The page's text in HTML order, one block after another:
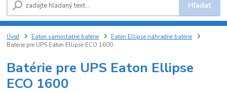
Hľadať
Úvod Eaton samostatné batérie
Eaton Ellipse náhradné batérie
Batérie pre UPS Eaton Ellipse ECO 1600
Batérie pre UPS Eaton Ellipse
ECO 1600